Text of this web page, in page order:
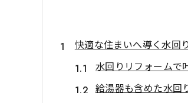
快適な住まいへ導く水回
水回りリフォームで
給湯器も含めた水回